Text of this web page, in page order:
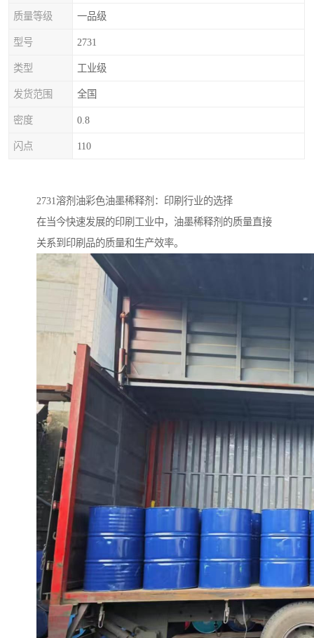
质量等级 一品级
型号 2731
类型 工业级
发货范围 全国
密度 0.8
闪点 110
2731溶剂油彩色油墨稀释剂：印刷行业的选择
在当今快速发展的印刷工业中，油墨稀释剂的质量直接
关系到印刷品的质量和生产效率。